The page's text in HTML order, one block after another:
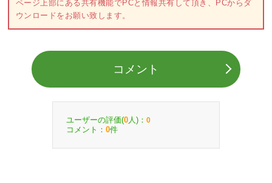
ページ上部にある共有機能でPCと情報共有して頂き、PCからダ
ウンロードをお願い致します。
コメント
ユーザーの評価(0 人)： 0
コメント： 0件